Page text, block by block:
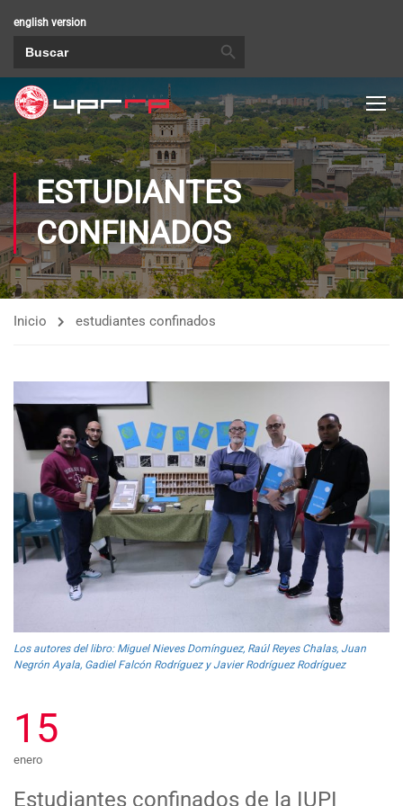
english version
ESTUDIANTES
CONFINADOS
Inicio estudiantes confinados
Los autores del libro: Miguel Nieves Domínguez, Raúl Reyes Chalas, Juan
Negrón Ayala, Gadiel Falcón Rodríguez y Javier Rodríguez Rodríguez
15
enero
Estudiantes confinados de la IUPI